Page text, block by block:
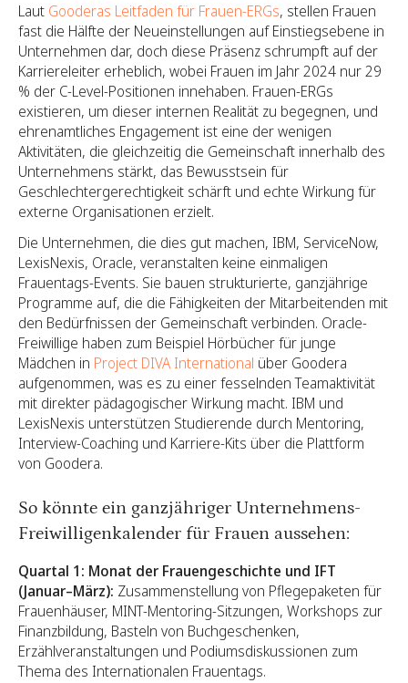
Laut Gooderas Leitfaden für Frauen-ERGs, stellen Frauen
fast die Hälfte der Neueinstellungen auf Einstiegsebene in
Unternehmen dar, doch diese Präsenz schrumpft auf der
Karriereleiter erheblich, wobei Frauen im Jahr 2024 nur 29
% der C-Level-Positionen innehaben. Frauen-ERGs
existieren, um dieser internen Realität zu begegnen, und
ehrenamtliches Engagement ist eine der wenigen
Aktivitäten, die gleichzeitig die Gemeinschaft innerhalb des
Unternehmens stärkt, das Bewusstsein für
Geschlechtergerechtigkeit schärft und echte Wirkung für
externe Organisationen erzielt.
Die Unternehmen, die dies gut machen, IBM, ServiceNow,
LexisNexis, Oracle, veranstalten keine einmaligen
Frauentags-Events. Sie bauen strukturierte, ganzjährige
Programme auf, die die Fähigkeiten der Mitarbeitenden mit
den Bedürfnissen der Gemeinschaft verbinden. Oracle-
Freiwillige haben zum Beispiel Hörbücher für junge
Mädchen in Project DIVA International über Goodera
aufgenommen, was es zu einer fesselnden Teamaktivität
mit direkter pädagogischer Wirkung macht. IBM und
LexisNexis unterstützen Studierende durch Mentoring,
Interview-Coaching und Karriere-Kits über die Plattform
von Goodera.
So könnte ein ganzjähriger Unternehmens-
Freiwilligenkalender für Frauen aussehen:
Quartal 1: Monat der Frauengeschichte und IFT
(Januar–März): Zusammenstellung von Pflegepaketen für
Frauenhäuser, MINT-Mentoring-Sitzungen, Workshops zur
Finanzbildung, Basteln von Buchgeschenken,
Erzählveranstaltungen und Podiumsdiskussionen zum
Thema des Internationalen Frauentags.